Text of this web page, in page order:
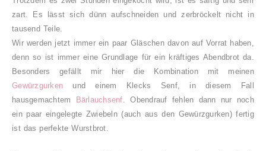
zart. Es lässt sich dünn aufschneiden und zerbröckelt nicht in
tausend Teile.
Wir werden jetzt immer ein paar Gläschen davon auf Vorrat haben,
denn so ist immer eine Grundlage für ein kräftiges Abendbrot da.
Besonders gefällt mir hier die Kombination mit meinen
Gewürzgurken und einem Klecks Senf, in diesem Fall
hausgemachtem
Bärlauchsenf . Obendrauf fehlen dann nur noch
ein paar eingelegte Zwiebeln (auch aus den Gewürzgurken) fertig
ist das perfekte Wurstbrot.